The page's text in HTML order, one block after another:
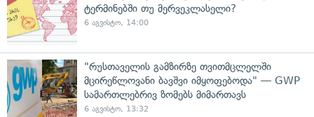
ტერმინებში თუ მერვეკლასელი?
6 აგვისტო, 14:00
"რუსთაველის გამზირზე თვითმცლელში
მცირეწლოვანი ბავშვი იმყოფებოდა" — GWP
სამართლებრივ ზომებს მიმართავს
6 აგვისტო, 13:32